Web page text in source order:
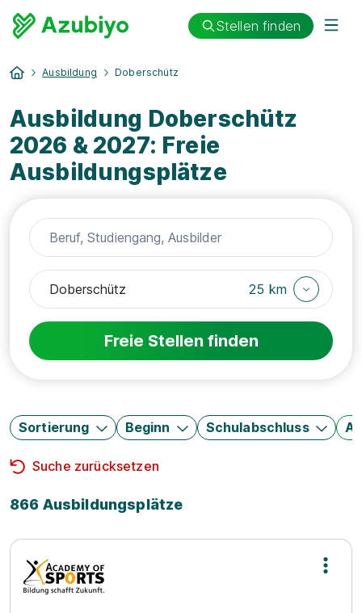
Stellen finden
Ausbildung Doberschütz
Ausbildung Doberschütz
2026 & 2027: Freie
Ausbildungsplätze
25 km
Freie Stellen finden
Sortierung Beginn Schulabschluss
Suche zurücksetzen
866 Ausbildungsplätze